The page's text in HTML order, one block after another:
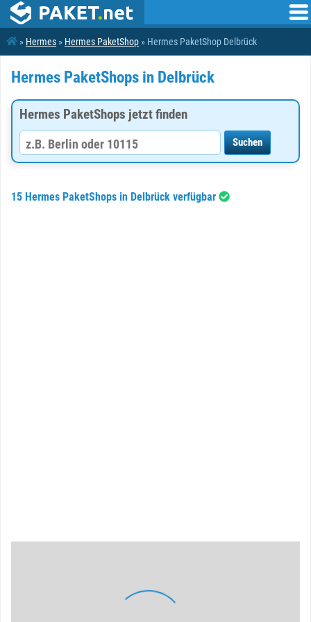
» Hermes » Hermes PaketShop » Hermes PaketShop Delbrück
Hermes PaketShops in Delbrück
Hermes PaketShops jetzt finden
15 Hermes PaketShops in Delbrück verfügbar